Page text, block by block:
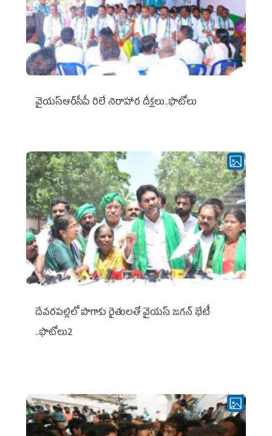
వైయ‌స్ఆర్‌సీపీ రిలే నిరాహార దీక్షలు..ఫొటోలు
దేవరపల్లిలో పొగాకు రైతులతో వైయస్ జగన్ భేటీ
..ఫొటోలు2